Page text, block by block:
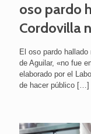
oso pardo
Cordovilla
El oso pardo
de Aguilar, «no fue
elaborado por el
de hacer público […]